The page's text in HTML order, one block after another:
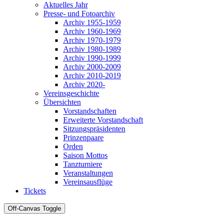
Aktuelles Jahr
Presse- und Fotoarchiv
Archiv 1955-1959
Archiv 1960-1969
Archiv 1970-1979
Archiv 1980-1989
Archiv 1990-1999
Archiv 2000-2009
Archiv 2010-2019
Archiv 2020-
Vereinsgeschichte
Übersichten
Vorstandschaften
Erweiterte Vorstandschaft
Sitzungspräsidenten
Prinzenpaare
Orden
Saison Mottos
Tanzturniere
Veranstaltungen
Vereinsausflüge
Tickets
Off-Canvas Toggle